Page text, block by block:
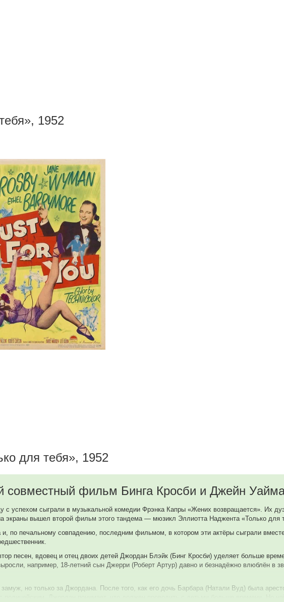
1952
для тебя», 1952
совместный фильм Бинга Кросби и Джейн
с успехом сыграли в музыкальной комедии Фрэнка Капры «Жених возвращается». Их
экраны вышел второй фильм этого тандема — мюзикл Эллиотта Наджента «Только для
по печальному совпадению, последним фильмом, в котором эти актёры сыграли
песен, вдовец и отец двоих детей Джордан Блэйк (Бинг Кросби) уделяет больше
например, 18-летний сын Джерри (Роберт Артур) давно и безнадёжно влюблён в
но только за Джордана. После того, как его дочь Барбара (Натали Вуд) была